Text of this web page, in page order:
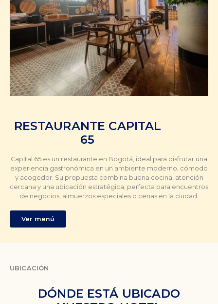
RESTAURANTE CAPITAL
65
Capital 65 es un restaurante en Bogotá, ideal para disfrutar una
experiencia gastronómica en un ambiente moderno, cómodo
y acogedor. Su propuesta combina buena cocina, atención
cercana y una ubicación estratégica, perfecta para encuentros
de negocios, almuerzos especiales o cenas en la ciudad.
Ver menú
UBICACIÓN
DÓNDE ESTÁ UBICADO